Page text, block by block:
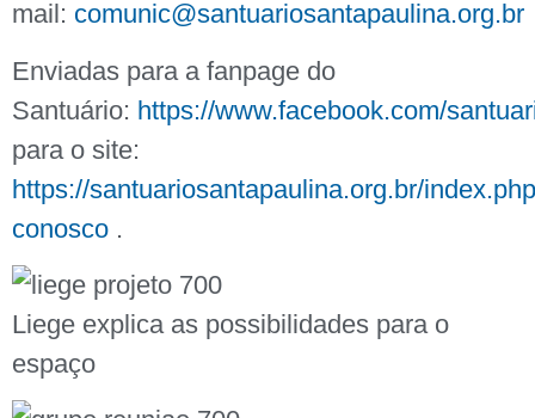
mail: comunic@santuariosantapaulina.org.br
Enviadas para a fanpage do
Santuário: https://www.facebook.com/
para o site:
https://santuariosantapaulina.org.br/
conosco .
Liege explica as possibilidades para o
espaço